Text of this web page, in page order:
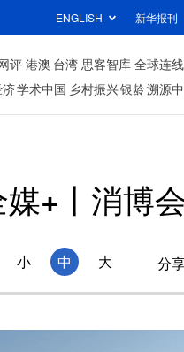
ENGLISH 新华报刊
评 港澳 台湾 思客智库 全球连线
学术中国 乡村振兴银龄溯源
+丨消博
小 中 大 分